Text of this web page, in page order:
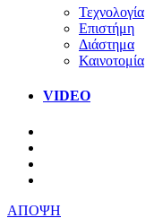
Τεχνολογία
Επιστήμη
Διάστημα
Καινοτομία
VIDEO
ΑΠΟΨΗ